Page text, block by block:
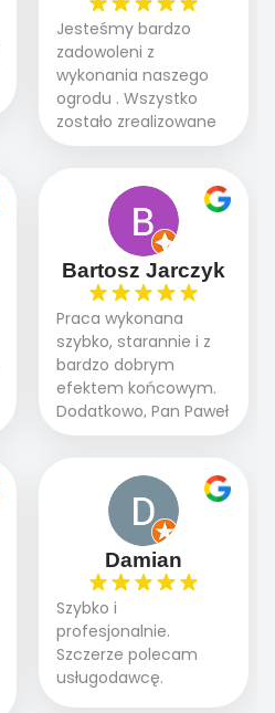
Jesteśmy bardzo
zadowoleni z
wykonania naszego
ogrodu . Wszystko
zostało zrealizowane
fachowo, rzetelnie i
oczekiwaniami. Prace
przebiegały sprawnie
dzięki temu,że firma
działa kompleksowo :
ogrodnictwo,nawodnienie,
brukarstwo.Efekt
końcowy przerósł
nasze oczekiwania.
Polecamy tę firmę
wszystkim , którzy
marzą o pięknym
Bartosz Jarczyk
Praca wykonana
szybko, starannie i z
bardzo dobrym
efektem końcowym.
Dodatkowo, Pan Paweł
chętnie udziela porad
Damian
Szybko i
profesjonalnie.
Szczerze polecam
usługodawcę.